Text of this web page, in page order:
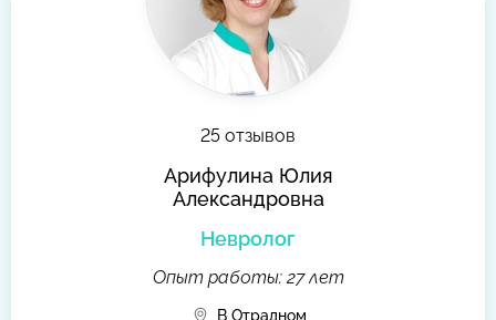
25 отзывов
Арифулина Юлия
Александровна
Невролог
Опыт работы: 27 лет
В Отрадном